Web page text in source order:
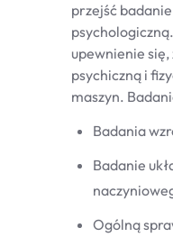
przejść
upewnienie się,
psychiczną i
maszyn.
Badania
Badanie
Ogólną